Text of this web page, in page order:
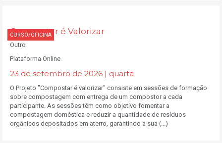
CURSO/OFICINA
Compostar é Valorizar
Outro
Plataforma Online
23 de setembro de 2026 | quarta
O Projeto "Compostar é valorizar" consiste em sessões de formação
sobre compostagem com entrega de um compostor a cada
participante. As sessões têm como objetivo fomentar a
compostagem doméstica e reduzir a quantidade de resíduos
orgânicos depositados em aterro, garantindo a sua (...)